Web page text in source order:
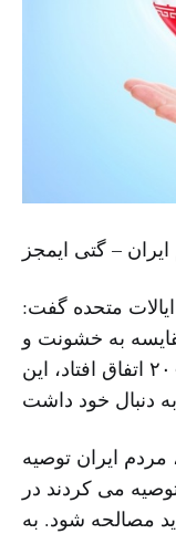
– گتی ایمجز
متحده گفت:
به خشونت و
سرکوبی که پس از انتخابات سال ۲۰۰۹ اتفاق افتاد، این
مردم ایران توصیه
می کردند در
مصالحه شود. به